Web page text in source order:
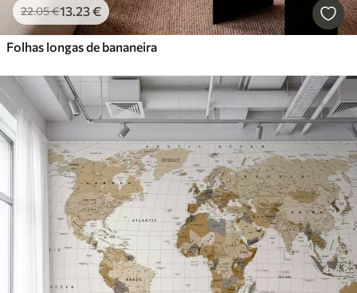
22.05€13.23€
Folhas longas de bananeira